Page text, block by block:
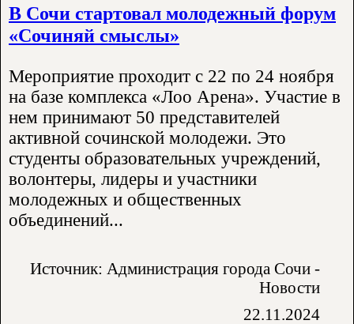
В Сочи стартовал молодежный форум
«Сочиняй смыслы»
Мероприятие проходит с 22 по 24 ноября
на базе комплекса «Лоо Арена». Участие в
нем принимают 50 представителей
активной сочинской молодежи. Это
студенты образовательных учреждений,
волонтеры, лидеры и участники
молодежных и общественных
объединений...
Источник: Администрация города Сочи -
Новости
22.11.2024